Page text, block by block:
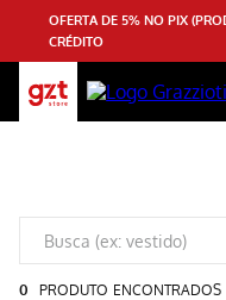
OFERTA DE 5% NO PIX
CRÉDITO
0 PRODUTO